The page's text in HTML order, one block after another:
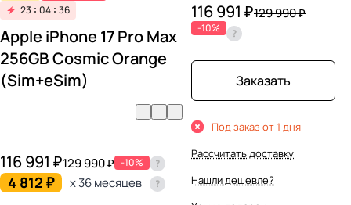
23
04 36
Apple iPhone 17 Pro Max
256GB Cosmic Orange
(Sim+eSim)
116 991 ₽129 990 ₽ -10%
4 812 ₽ x 36 месяцев
116 991 ₽129 990 ₽
-10%
Заказать
Под заказ от 1 дня
Рассчитать доставку
Нашли дешевле?